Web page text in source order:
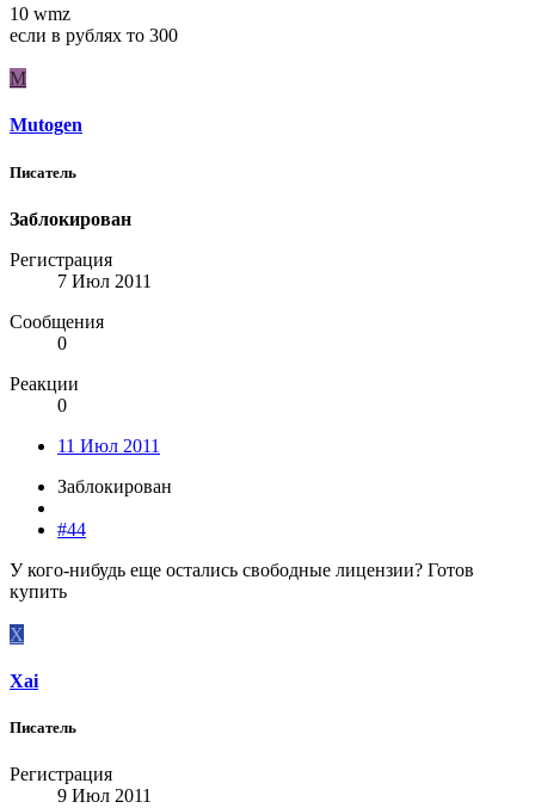
10 wmz
если в рублях то 300
M
Mutogen
Писатель
Заблокирован
Регистрация
7 Июл 2011
Сообщения
0
Реакции
0
11 Июл 2011
Заблокирован
#44
У кого-нибудь еще остались свободные лицензии? Готов
купить
X
Xai
Писатель
Регистрация
9 Июл 2011